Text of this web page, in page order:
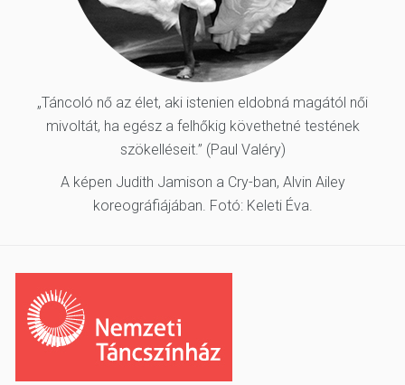
„Táncoló nő az élet, aki istenien eldobná magától női
mivoltát, ha egész a felhőkig követhetné testének
szökelléseit.” (Paul Valéry)
A képen Judith Jamison a Cry-ban, Alvin Ailey
koreográfiájában. Fotó: Keleti Éva.